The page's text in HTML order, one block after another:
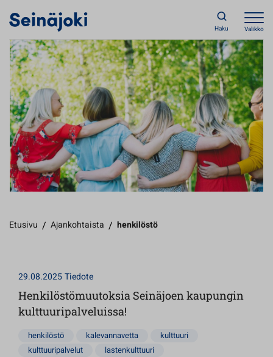
Haku Valikko
Etusivu / Ajankohtaista / henkilöstö
29.08.2025Tiedote
Henkilöstömuutoksia Seinäjoen kaupungin
kulttuuripalveluissa!
henkilöstö kalevannavetta
kulttuuri
kulttuuripalvelut
lastenkulttuuri